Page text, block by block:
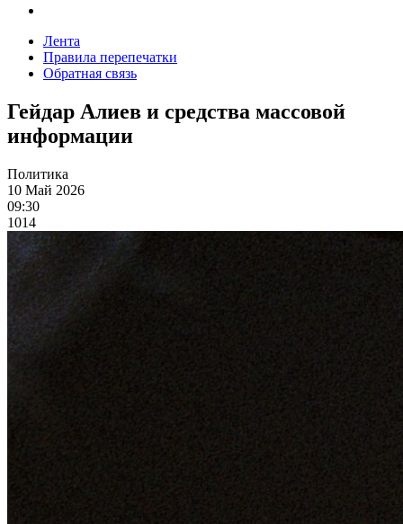
Лента
Правила перепечатки
Обратная связь
Гейдар Алиев и средства массовой
информации
Политика
10 Май 2026
09:30
1014